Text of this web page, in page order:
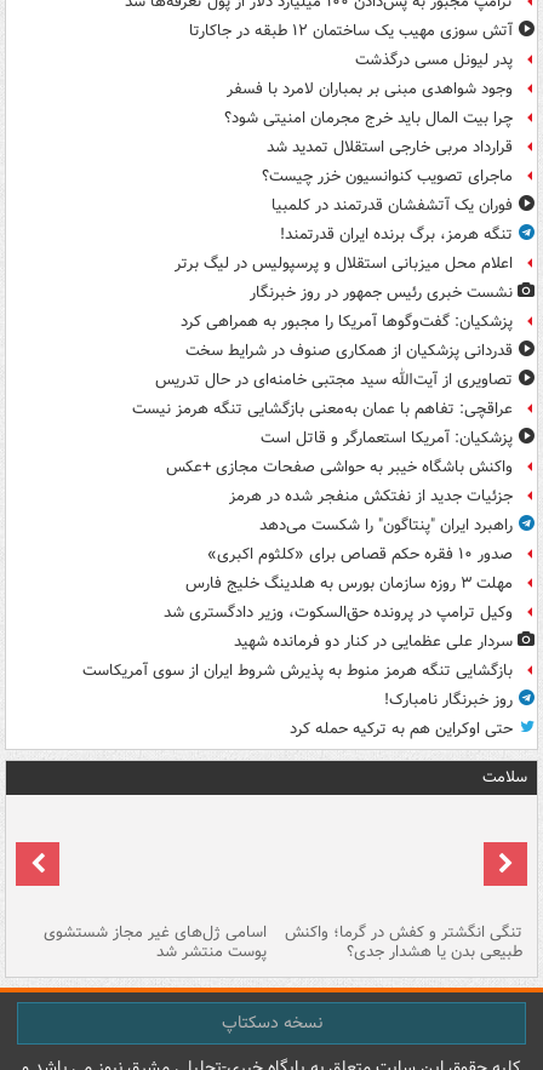
آتش سوزی مهیب یک ساختمان ۱۲ طبقه در جاکارتا
پدر لیونل مسی درگذشت
وجود شواهدی مبنی بر بمباران لامرد با فسفر
چرا بیت المال باید خرج مجرمان امنیتی شود؟
قرارداد مربی خارجی استقلال تمدید شد
ماجرای تصویب کنوانسیون خزر چیست؟
فوران یک آتشفشان قدرتمند در کلمبیا
تنگه هرمز، برگ برنده ایران قدرتمند!
اعلام محل میزبانی استقلال و پرسپولیس در لیگ برتر
نشست خبری رئیس جمهور در روز خبرنگار
پزشکیان: گفت‌وگوها آمریکا را مجبور به همراهی کرد
قدردانی پزشکیان از همکاری صنوف در شرایط سخت
تصاویری از آیت‌الله سید مجتبی خامنه‌ای در حال تدریس
عراقچی: تفاهم با عمان به‌معنی بازگشایی تنگه هرمز نیست
پزشکیان: آمریکا استعمارگر و قاتل است
واکنش باشگاه خیبر به حواشی صفحات مجازی +عکس
جزئیات جدید از نفتکش منفجر شده در هرمز
راهبرد ایران "پنتاگون" را شکست می‌دهد
صدور ۱۰ فقره حکم قصاص برای «کلثوم اکبری»
مهلت ۳ روزه سازمان بورس به هلدینگ خلیج فارس
وکیل ترامپ در پرونده حق‌السکوت، وزیر دادگستری شد
سردار علی عظمایی در کنار دو فرمانده شهید
بازگشایی تنگه هرمز منوط به پذیرش شروط ایران از سوی آمریکاست
روز خبرنگار نامبارک!
حتی اوکراین هم به ترکیه حمله کرد
سلامت
تنگی انگشتر و کفش در گرما؛ واکنش
طبیعی بدن یا هشدار جدی؟
اسامی ژل‌های غیر مجاز شستشوی
پوست منتشر شد
نسخه دسکتاپ